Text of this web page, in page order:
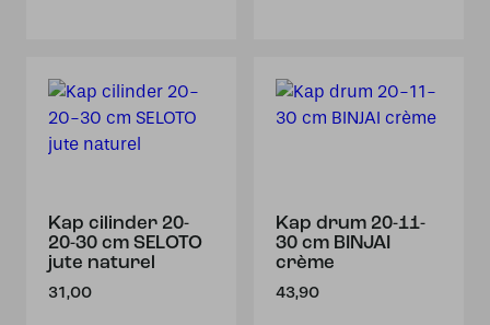
Kap cilinder 20-
20-30 cm SELOTO
jute naturel
31,00
Kap drum 20-11-
30 cm BINJAI
crème
43,90